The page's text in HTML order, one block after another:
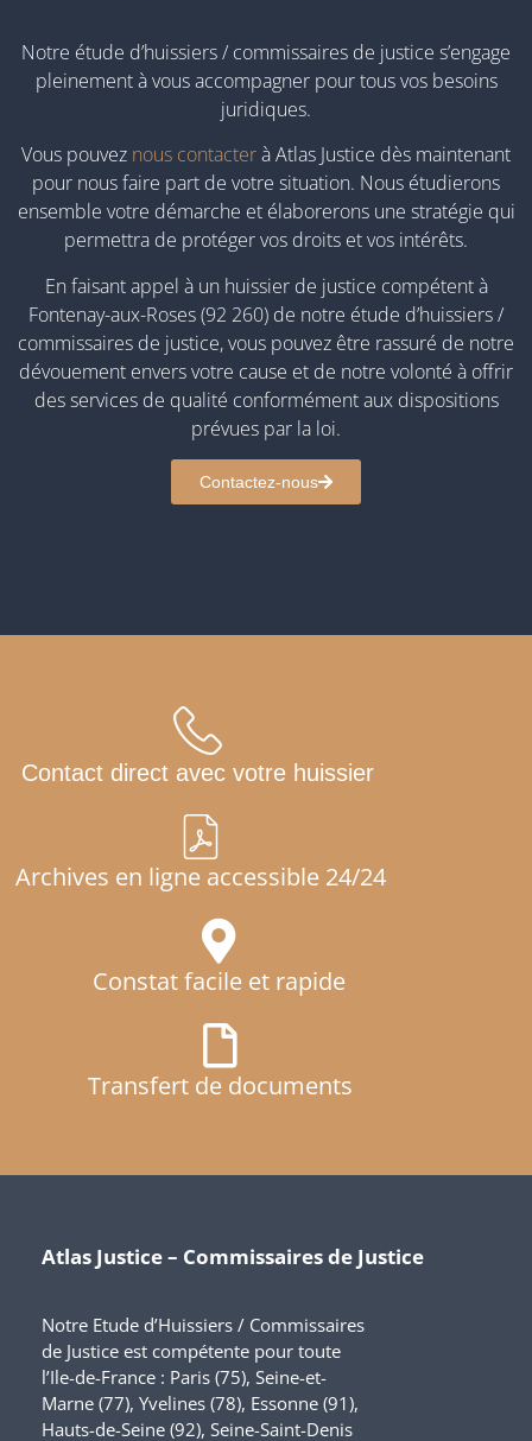
Notre étude d’huissiers / commissaires de justice s’engage
pleinement à vous accompagner pour tous vos besoins
juridiques.
Vous pouvez nous contacterà Atlas Justice dès maintenant
pour nous faire part de votre situation. Nous étudierons
ensemble votre démarche et élaborerons une stratégie qui
permettra de protéger vos droits et vos intérêts.
En faisant appel à un huissier de justice compétent à
Fontenay-aux-Roses (92 260) de notre étude d’huissiers /
commissaires de justice, vous pouvez être rassuré de notre
dévouement envers votre cause et de notre volonté à offrir
des services de qualité conformément aux dispositions
prévues par la loi.
Contactez-nous
Contact direct avec votre huissier
Archives en ligne accessible 24/24
Constat facile et rapide
Transfert de documents
Atlas Justice – Commissaires de Justice
Notre Etude d’Huissiers / Commissaires
de Justice est compétente pour toute
l’Ile-de-France : Paris (75), Seine-et-
Marne (77), Yvelines (78), Essonne (91),
Hauts-de-Seine (92), Seine-Saint-Denis